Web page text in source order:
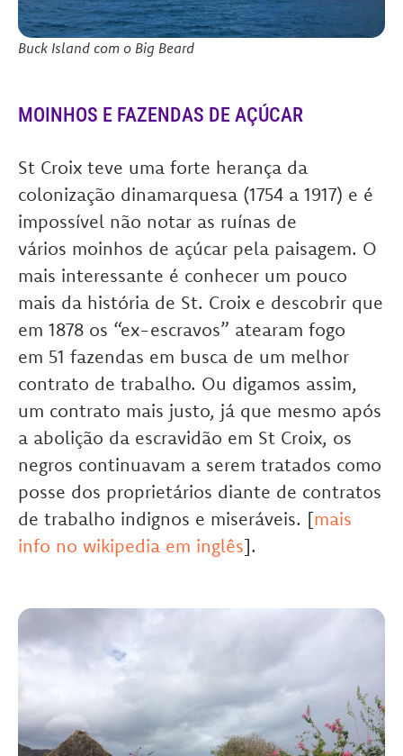
Buck Island com o Big Beard
MOINHOS E FAZENDAS DE AÇÚCAR
St Croix teve uma forte herança da
colonização dinamarquesa (1754 a 1917) e é
impossível não notar as ruínas de
vários moinhos de açúcar pela paisagem. O
mais interessante é conhecer um pouco
mais da história de St. Croix e descobrir que
em 1878 os “ex-escravos” atearam fogo
em 51 fazendas em busca de um melhor
contrato de trabalho. Ou digamos assim,
um contrato mais justo, já que mesmo após
a abolição da escravidão em St Croix, os
negros continuavam a serem tratados como
posse dos proprietários diante de contratos
de trabalho indignos e miseráveis. [mais
info no wikipedia em inglês].